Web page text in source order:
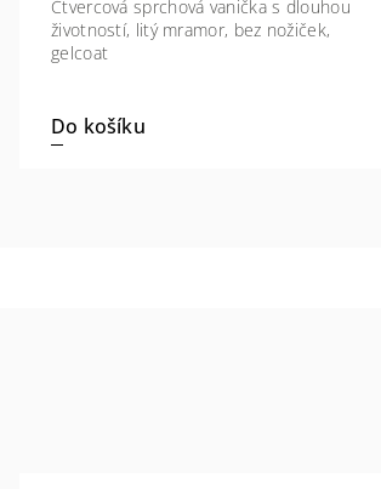
Do košíku
Čtvercová sprchová vanička s dlouhou
životností, litý mramor, bez nožiček,
gelcoat